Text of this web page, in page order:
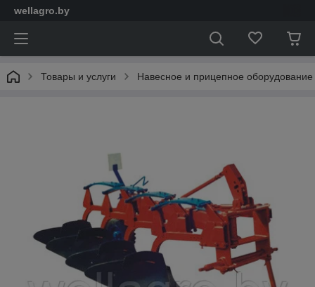
wellagro.by
Товары и услуги Навесное и прицепное оборудование